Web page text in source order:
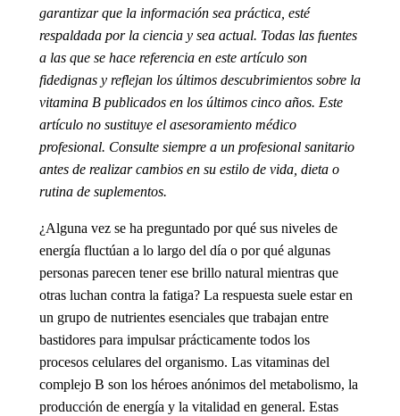
garantizar que la información sea práctica, esté
respaldada por la ciencia y sea actual. Todas las fuentes
a las que se hace referencia en este artículo son
fidedignas y reflejan los últimos descubrimientos sobre la
vitamina B publicados en los últimos cinco años. Este
artículo no sustituye el asesoramiento médico
profesional. Consulte siempre a un profesional sanitario
antes de realizar cambios en su estilo de vida, dieta o
rutina de suplementos.
¿Alguna vez se ha preguntado por qué sus niveles de
energía fluctúan a lo largo del día o por qué algunas
personas parecen tener ese brillo natural mientras que
otras luchan contra la fatiga? La respuesta suele estar en
un grupo de nutrientes esenciales que trabajan entre
bastidores para impulsar prácticamente todos los
procesos celulares del organismo. Las vitaminas del
complejo B son los héroes anónimos del metabolismo, la
producción de energía y la vitalidad en general. Estas